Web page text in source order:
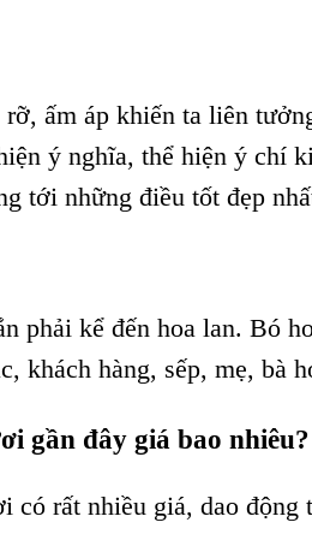
ấm áp khiến ta liên
ý nghĩa, thể hiện ý chí
tới những điều tốt đẹp
phải kể đến hoa lan. Bó
khách hàng, sếp, mẹ, bà
gần đây giá bao nhiêu?
rất nhiều giá, dao động